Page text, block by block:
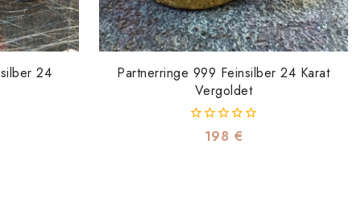
24
Partnerringe 999 Feinsilber 24 Karat
Vergoldet
von198 €